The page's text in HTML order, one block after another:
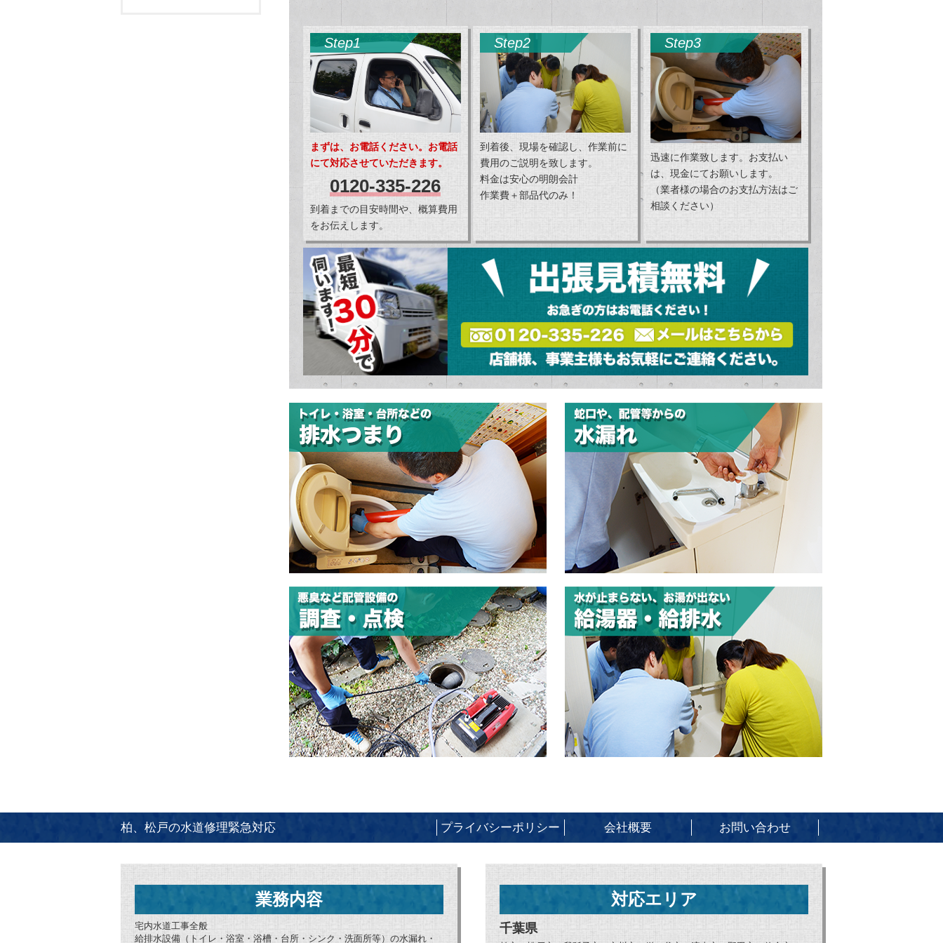
Step1
まずは、お電話ください。お電話
にて対応させていただきます。
0120-335-226
到着までの目安時間や、概算費用
をお伝えします。
Step2
到着後、現場を確認し、作業前に
費用のご説明を致します。
料金は安心の明朗会計
作業費＋部品代のみ！
Step3
迅速に作業致します。お支払い
は、現金にてお願いします。
（業者様の場合のお支払方法はご
相談ください）
柏、松戸の水道修理緊急対応 プライバシーポリシー 会社概要 お問い合わせ
業務内容
宅内水道工事全般
給排水設備（トイレ・浴室・浴槽・台所・シンク・洗面所等）の水漏れ・
対応エリア
千葉県